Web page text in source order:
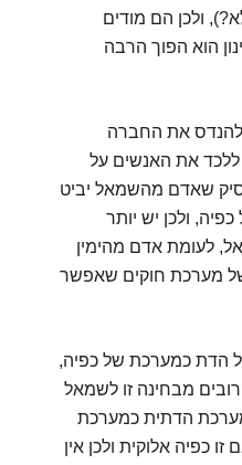
ולכן הם מודים
הוא הפוך הרבה
את החברה
ללכד את האנשים על
שאדם מהשמאל יביט
ולכן יש יותר
לעומת אדם מהימין
מערכת חוקים שאפשר
הדת כמערכת של כפיה,
מבחינה זו לשמאל
הדתית כמערכת
כפיה אלוקית ולכן אין